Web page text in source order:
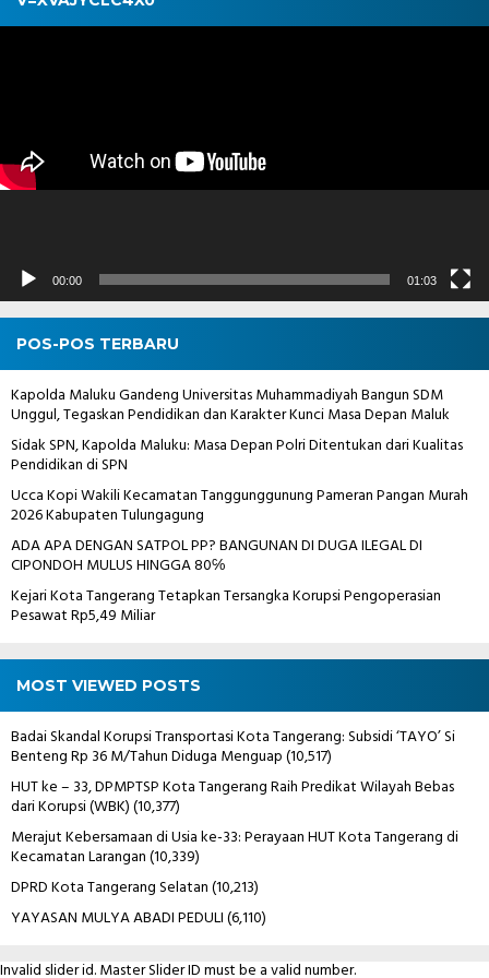
Pemutar
00:00 01:03
POS-POS TERBARU
Kapolda Maluku Gandeng Universitas Muhammadiyah Bangun SDM
Unggul, Tegaskan Pendidikan dan Karakter Kunci Masa Depan Maluk
Sidak SPN, Kapolda Maluku: Masa Depan Polri Ditentukan dari Kualitas
Pendidikan di SPN
Ucca Kopi Wakili Kecamatan Tanggunggunung Pameran Pangan Murah
2026 Kabupaten Tulungagung
ADA APA DENGAN SATPOL PP? BANGUNAN DI DUGA ILEGAL DI
CIPONDOH MULUS HINGGA 80℅
Kejari Kota Tangerang Tetapkan Tersangka Korupsi Pengoperasian
Pesawat Rp5,49 Miliar
MOST VIEWED POSTS
Badai Skandal Korupsi Transportasi Kota Tangerang: Subsidi ‘TAYO’ Si
Benteng Rp 36 M/Tahun Diduga Menguap(10,517)
HUT ke – 33, DPMPTSP Kota Tangerang Raih Predikat Wilayah Bebas
dari Korupsi (WBK)(10,377)
Merajut Kebersamaan di Usia ke-33: Perayaan HUT Kota Tangerang di
Kecamatan Larangan(10,339)
DPRD Kota Tangerang Selatan(10,213)
YAYASAN MULYA ABADI PEDULI(6,110)
Invalid slider id. Master Slider ID must be a valid number.